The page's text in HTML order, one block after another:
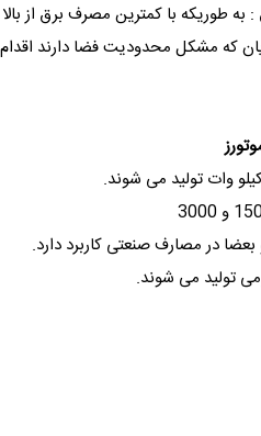
که مشکل محدودیت فضا دارند
در مصارف صنعتی کاربرد دارد.
تولید می شوند.